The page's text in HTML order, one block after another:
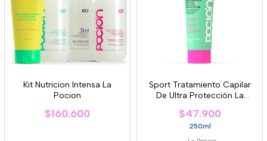
Kit Nutricion Intensa La
Pocion
$160.600
Sport Tratamiento Capilar
De Ultra Protección La
$47.900
250ml